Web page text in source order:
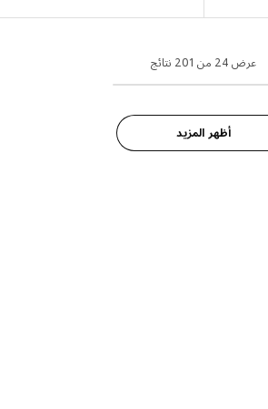
عرض 24 من 201 نتائج
أظهر المزيد